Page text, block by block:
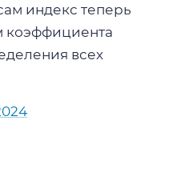
индекс теперь
коэффициента
всех